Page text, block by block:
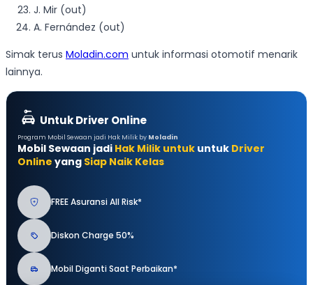
J. Mir (out)
A. Fernández (out)
Simak terus Moladin.com untuk informasi otomotif menarik
lainnya.
Untuk Driver Online
Program Mobil Sewaan jadi Hak Milik by Moladin
Mobil Sewaan jadi Hak Milik untuk untuk Driver
Online yang Siap Naik Kelas
FREE Asuransi All Risk*
Diskon Charge 50%
Mobil Diganti Saat Perbaikan*